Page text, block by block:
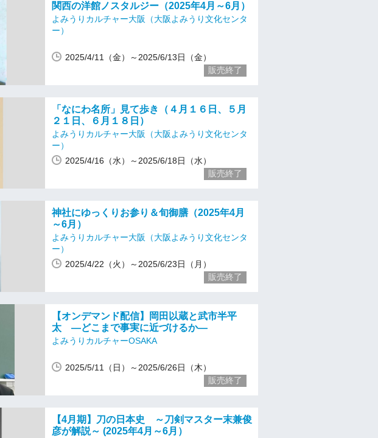
関西の洋館ノスタルジー（2025年4月～6月）
よみうりカルチャー大阪（大阪よみうり文化センタ
ー）
2025/4/11（金）～2025/6/13日（金）
販売終了
「なにわ名所」見て歩き（４月１６日、５月
２１日、６月１８日）
よみうりカルチャー大阪（大阪よみうり文化センタ
ー）
2025/4/16（水）～2025/6/18日（水）
販売終了
神社にゆっくりお参り＆旬御膳（2025年4月
～6月）
よみうりカルチャー大阪（大阪よみうり文化センタ
ー）
2025/4/22（火）～2025/6/23日（月）
販売終了
【オンデマンド配信】岡田以蔵と武市半平
太 ―どこまで事実に近づけるか―
よみうりカルチャーOSAKA
2025/5/11（日）～2025/6/26日（木）
販売終了
【4月期】刀の日本史 ～刀剣マスター末兼俊
彦が解説～ (2025年4月～6月）